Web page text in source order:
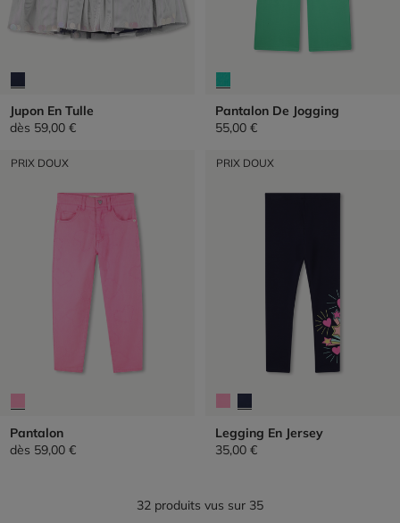
Jupon En Tulle
dès 59,00 €
Pantalon De Jogging
55,00 €
PRIX DOUX
Pantalon
dès 59,00 €
PRIX DOUX
Legging En Jersey
35,00 €
32 produits vus sur 35